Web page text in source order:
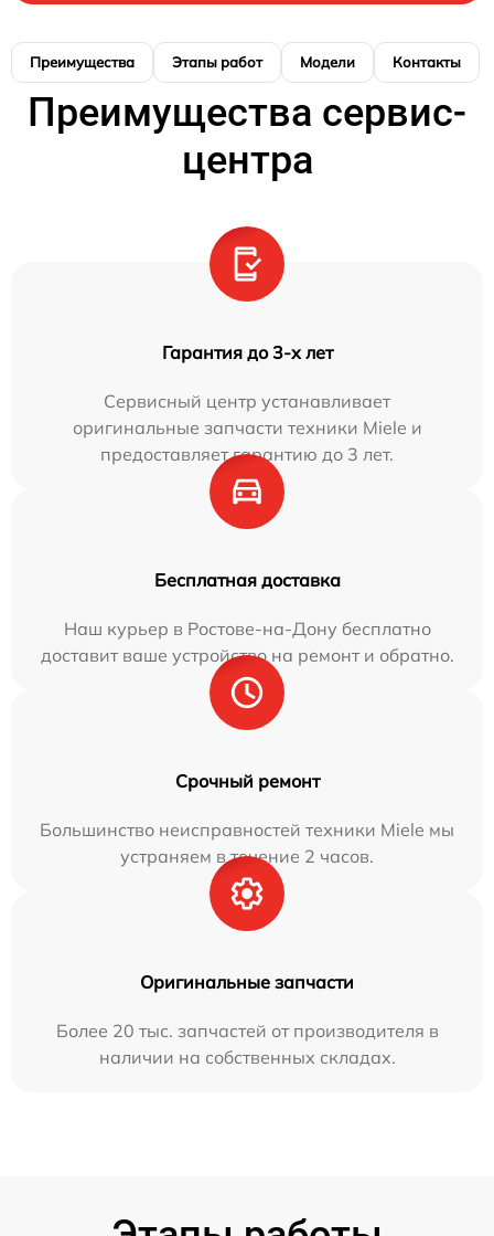
Преимущества Этапы работ Модели Контакты
Преимущества сервис-
центра
Гарантия до 3-х лет
Сервисный центр устанавливает
оригинальные запчасти техники Miele и
предоставляет гарантию до 3 лет.
Бесплатная доставка
Наш курьер в Ростове-на-Дону бесплатно
доставит ваше устройство на ремонт и обратно.
Срочный ремонт
Большинство неисправностей техники Miele мы
устраняем в течение 2 часов.
Оригинальные запчасти
Более 20 тыс. запчастей от производителя в
наличии на собственных складах.